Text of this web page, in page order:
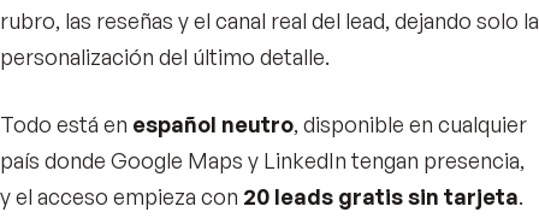
rubro, las reseñas y el canal real del lead, dejando solo la
personalización del último detalle.
Todo está en español neutro, disponible en cualquier
país donde Google Maps y LinkedIn tengan presencia,
y el acceso empieza con 20 leads gratis sin tarjeta.